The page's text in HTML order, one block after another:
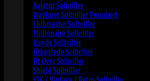
Aviator Solbriller
Wayfarer Solbriller
Clubmaster Solbriller
Millionaire Solbriller
Runde Solbriller
Firkantede Solbriller
Fit Over Solbriller
Shield Solbriller